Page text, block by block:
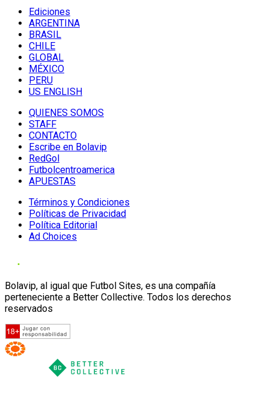
Ediciones
ARGENTINA
BRASIL
CHILE
GLOBAL
MÉXICO
PERU
US ENGLISH
QUIENES SOMOS
STAFF
CONTACTO
Escribe en Bolavip
RedGol
Futbolcentroamerica
APUESTAS
Términos y Condiciones
Políticas de Privacidad
Política Editorial
Ad Choices
Bolavip, al igual que Futbol Sites, es una compañía
perteneciente a Better Collective. Todos los derechos
reservados